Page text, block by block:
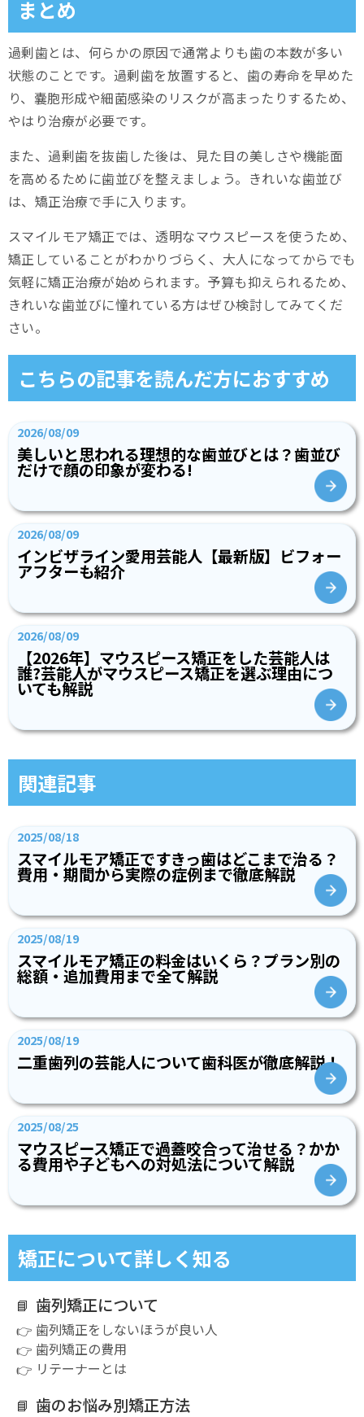
まとめ
過剰歯とは、何らかの原因で通常よりも歯の本数が多い
状態のことです。過剰歯を放置すると、歯の寿命を早めた
り、嚢胞形成や細菌感染のリスクが高まったりするため、
やはり治療が必要です。
また、過剰歯を抜歯した後は、見た目の美しさや機能面
を高めるために歯並びを整えましょう。きれいな歯並び
は、矯正治療で手に入ります。
スマイルモア矯正では、透明なマウスピースを使うため、
矯正していることがわかりづらく、大人になってからでも
気軽に矯正治療が始められます。予算も抑えられるため、
きれいな歯並びに憧れている方はぜひ検討してみてくだ
さい。
こちらの記事を読んだ方におすすめ
2026/08/09
美しいと思われる理想的な歯並びとは？歯並び
だけで顔の印象が変わる!
2026/08/09
インビザライン愛用芸能人【最新版】ビフォー
アフターも紹介
2026/08/09
【2026年】マウスピース矯正をした芸能人は
誰?芸能人がマウスピース矯正を選ぶ理由につ
いても解説
関連記事
2025/08/18
スマイルモア矯正ですきっ歯はどこまで治る？
費用・期間から実際の症例まで徹底解説
2025/08/19
スマイルモア矯正の料金はいくら？プラン別の
総額・追加費用まで全て解説
2025/08/19
二重歯列の芸能人について歯科医が徹底解説！
2025/08/25
マウスピース矯正で過蓋咬合って治せる？かか
る費用や子どもへの対処法について解説
矯正について詳しく知る
歯列矯正について
歯列矯正をしないほうが良い人
歯列矯正の費用
リテーナーとは
歯のお悩み別矯正方法